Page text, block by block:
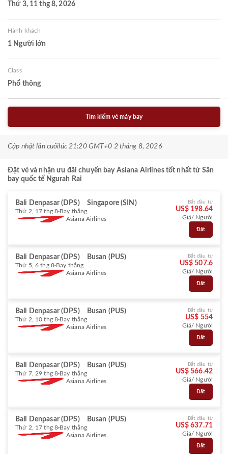
Thứ 3, 11 thg 8, 2026
Hành khách
1 Người lớn
Class
Phổ thông
Tìm kiếm vé máy bay
Cập nhật lần cuốilúc 21:20 GMT+0 2 tháng 8, 2026
Đặt vé và nhận ưu đãi chuyến bay Asiana Airlines tốt nhất từ Sân
bay quốc tế Ngurah Rai
Bali Denpasar (DPS) Singapore (SIN)
Thứ 2, 17 thg 8 Bay thẳng
Asiana Airlines
Bắt đầu từ
US$ 198.64
Giá/ Người
Đặt
Bali Denpasar (DPS) Busan (PUS)
Thứ 5, 6 thg 8 Bay thẳng
Asiana Airlines
Bắt đầu từ
US$ 507.6
Giá/ Người
Đặt
Bali Denpasar (DPS) Busan (PUS)
Thứ 2, 10 thg 8 Bay thẳng
Asiana Airlines
Bắt đầu từ
US$ 554
Giá/ Người
Đặt
Bali Denpasar (DPS) Busan (PUS)
Thứ 7, 29 thg 8 Bay thẳng
Asiana Airlines
Bắt đầu từ
US$ 566.42
Giá/ Người
Đặt
Bali Denpasar (DPS) Busan (PUS)
Thứ 2, 17 thg 8 Bay thẳng
Asiana Airlines
Bắt đầu từ
US$ 637.71
Giá/ Người
Đặt